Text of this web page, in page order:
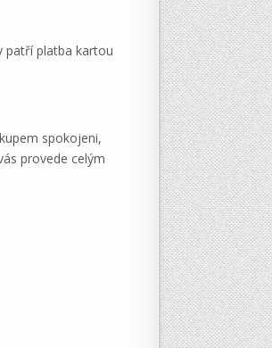
patří platba kartou
spokojeni,
provede celým